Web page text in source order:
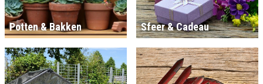
Potten & Bakken Sfeer & Cadeau